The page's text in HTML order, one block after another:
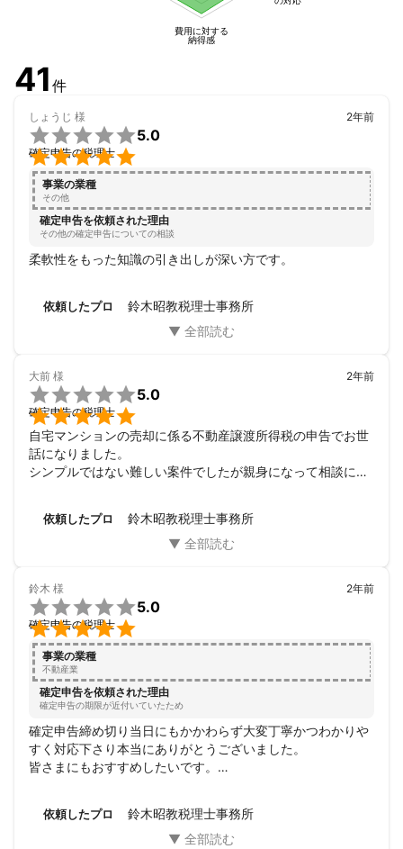
費用に対する
納得感
41 件
しょうじ 様


5.0
確定申告の税理士
2年前
事業の業種
その他
確定申告を依頼された理由
その他の確定申告についての相談
柔軟性をもった知識の引き出しが深い方です。
依頼したプロ 鈴木昭教税理士事務所
大前 様


5.0
確定申告の税理士
2年前
自宅マンションの売却に係る不動産譲渡所得税の申告でお世
話になりました。
シンプルではない難しい案件でしたが親身になって相談に乗
無事確定申告の申請まで完了しました。
誠実で頼りになりました。とても感謝しています。
依頼したプロ 鈴木昭教税理士事務所
鈴木 様


5.0
確定申告の税理士
2年前
事業の業種
不動産業
確定申告を依頼された理由
確定申告の期限が近付いていたため
確定申告締め切り当日にもかかわらず大変丁寧かつわかりや
すく対応下さり本当にありがとうございました。
皆さまにもおすすめしたいです。
依頼したプロ 鈴木昭教税理士事務所